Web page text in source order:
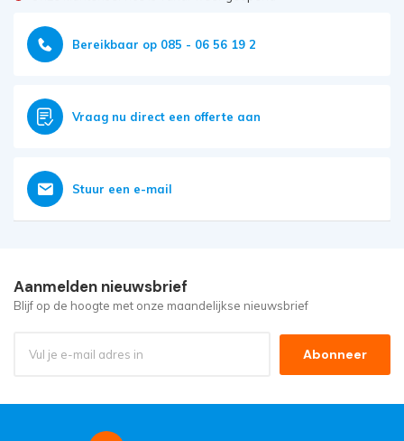
Bereikbaar op 085 - 06 56 19 2
Vraag nu direct een offerte aan
Stuur een e-mail
Aanmelden nieuwsbrief
Blijf op de hoogte met onze maandelijkse nieuwsbrief
Abonneer